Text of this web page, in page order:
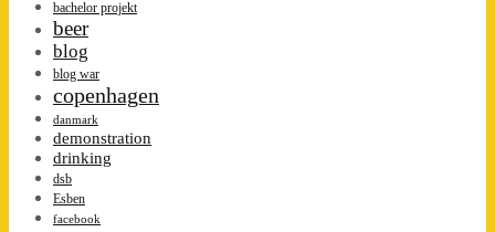
bachelor projekt
beer
blog
blog war
copenhagen
danmark
demonstration
drinking
dsb
Esben
facebook